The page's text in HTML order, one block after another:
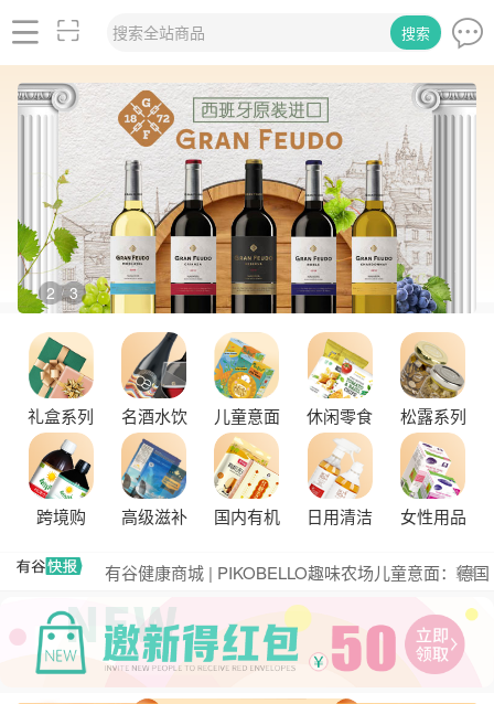
搜索全站商品 搜索
2 / 3
礼盒系列 名酒水饮 儿童意面 休闲零食 松露系列
跨境购 高级滋补 国内有机 日用清洁 女性用品
更多
式，共筑大健康产业有机生态新未来
有谷健康商城 | PIKOBELLO趣味农场儿童意面：德国
匠心打造的无盐健康新主张
有谷健康 | PIKOBELLO牌儿童意面：健康与美味的完
美结合
探寻黑钻奥秘：有谷健康与塞尔维亚黑松露的完美邂
逅
探秘塞尔维亚黑松露：舌尖上的黑钻石
舌尖上的塞尔维亚黑松露，你了解多少？
探秘塞尔维亚松露的独特魅力
黑松露的热量是多少？